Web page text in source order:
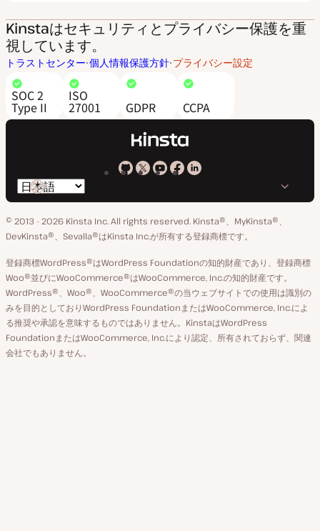
Kinstaはセキュリティとプライバシー保護を重
視しています。
トラストセンター 個人情報保護方針 プライバシー設定
SOC 2
Type II
ISO
27001 GDPR CCPA
Kinsta
GitHub
Kinsta
X
ア
カ
ウ
ン
ト
Kinsta
YouTube
Kinsta
Facebook
Kinsta
LinkedIn
ペ
ー
ジ
言
語
の
り
替
え
© 2013 - 2026 Kinsta Inc. All rights reserved. Kinsta®、MyKinsta®、
DevKinsta®、Sevalla®はKinsta Inc.が所有する登録商標です。
登録商標WordPress®はWordPress Foundationの知的財産であり、登録商標
Woo®並びにWooCommerce®はWooCommerce, Inc.の知的財産です。
WordPress®、Woo®、WooCommerce®の当ウェブサイトでの使用は識別の
みを目的としておりWordPress FoundationまたはWooCommerce, Inc.によ
る推奨や承認を意味するものではありません。KinstaはWordPress
FoundationまたはWooCommerce, Inc.により認定、所有されておらず、関連
会社でもありません。